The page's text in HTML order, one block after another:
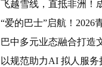
飞越雪线，直抵非洲！成都
“爱的巴士”启航！2026
巴中多元业态融合打造
以规范助力AI 拟人服务